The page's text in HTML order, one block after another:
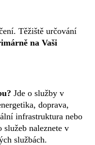
Těžiště určování
na Vaši
Jde o služby v
doprava,
infrastruktura nebo
naleznete v
službách.